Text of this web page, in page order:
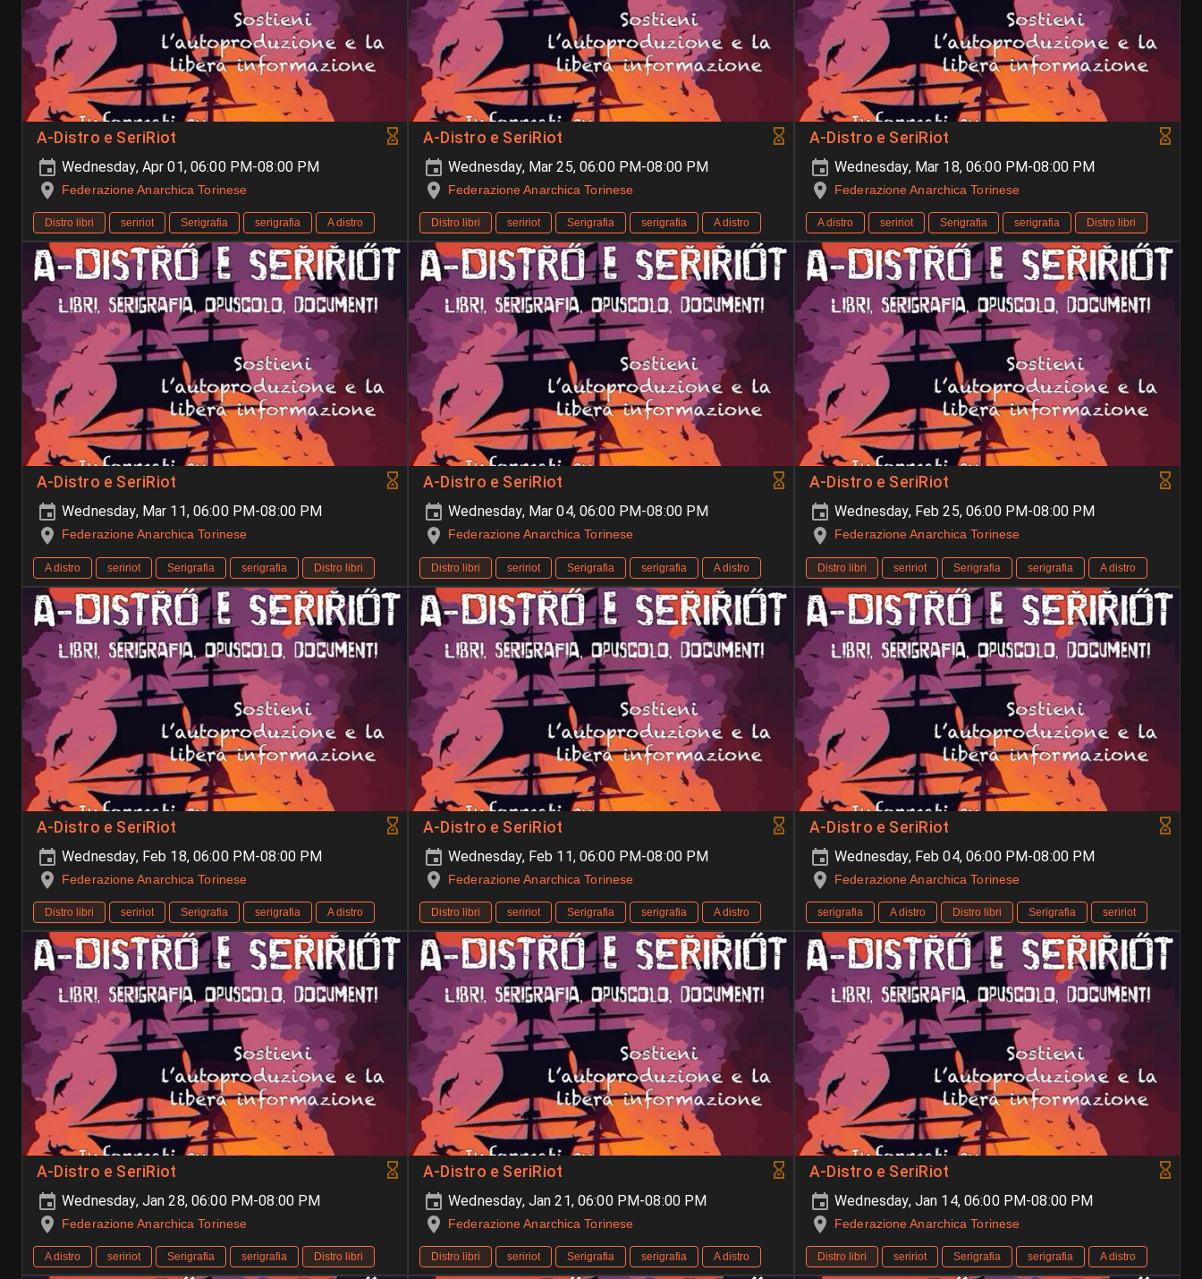
A-Distro e SeriRiot
Wednesday, Apr 01, 06:00 PM-08:00 PM
Federazione Anarchica Torinese
Distro libri seririot Serigrafia serigrafia A distro
A-Distro e SeriRiot
Wednesday, Mar 25, 06:00 PM-08:00 PM
Federazione Anarchica Torinese
Distro libri seririot Serigrafia serigrafia A distro
A-Distro e SeriRiot
Wednesday, Mar 18, 06:00 PM-08:00 PM
Federazione Anarchica Torinese
A distro seririot Serigrafia serigrafia Distro libri
A-Distro e SeriRiot
Wednesday, Mar 11, 06:00 PM-08:00 PM
Federazione Anarchica Torinese
A distro seririot Serigrafia serigrafia Distro libri
A-Distro e SeriRiot
Wednesday, Mar 04, 06:00 PM-08:00 PM
Federazione Anarchica Torinese
Distro libri seririot Serigrafia serigrafia A distro
A-Distro e SeriRiot
Wednesday, Feb 25, 06:00 PM-08:00 PM
Federazione Anarchica Torinese
Distro libri seririot Serigrafia serigrafia A distro
A-Distro e SeriRiot
Wednesday, Feb 18, 06:00 PM-08:00 PM
Federazione Anarchica Torinese
Distro libri seririot Serigrafia serigrafia A distro
A-Distro e SeriRiot
Wednesday, Feb 11, 06:00 PM-08:00 PM
Federazione Anarchica Torinese
Distro libri seririot Serigrafia serigrafia A distro
A-Distro e SeriRiot
Wednesday, Feb 04, 06:00 PM-08:00 PM
Federazione Anarchica Torinese
serigrafia A distro Distro libri Serigrafia seririot
A-Distro e SeriRiot
Wednesday, Jan 28, 06:00 PM-08:00 PM
Federazione Anarchica Torinese
A distro seririot Serigrafia serigrafia Distro libri
A-Distro e SeriRiot
Wednesday, Jan 21, 06:00 PM-08:00 PM
Federazione Anarchica Torinese
Distro libri seririot Serigrafia serigrafia A distro
A-Distro e SeriRiot
Wednesday, Jan 14, 06:00 PM-08:00 PM
Federazione Anarchica Torinese
Distro libri seririot Serigrafia serigrafia A distro